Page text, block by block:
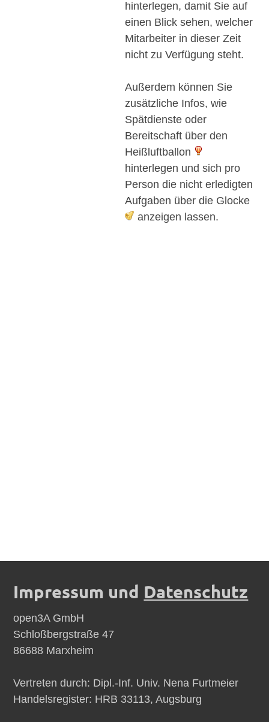
hinterlegen, damit Sie auf
einen Blick sehen, welcher
Mitarbeiter in dieser Zeit
nicht zu Verfügung steht.
Außerdem können Sie
zusätzliche Infos, wie
Spätdienste oder
Bereitschaft über den
Heißluftballon
hinterlegen und sich pro
Person die nicht erledigten
Aufgaben über die Glocke
anzeigen lassen.
Impressum und Datenschutz
open3A GmbH
Schloßbergstraße 47
86688 Marxheim
Vertreten durch: Dipl.-Inf. Univ. Nena Furtmeier
Handelsregister: HRB 33113, Augsburg